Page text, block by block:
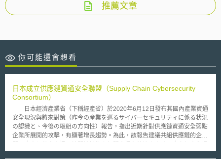
推薦文章
你可能還會想看
日本成立供應鏈資通安全聯盟（Supply Chain Cybersecurity
Consortium）
日本經濟產業省（下稱經產省）於2020年6月12日發布其國內產業資通
安全現況與將來對策（昨今の産業を巡るサイバーセキュリティに係る状況
の認識と、今後の取組の方向性）報告，指出近期針對供應鏈資通安全弱點
企業所展開的攻擊，有顯著增長趨勢。為此，該報告建議共組供應鏈的企業
出報告；若會對多數利害關係人產生影響，並應公開該報告。遵循該報告之